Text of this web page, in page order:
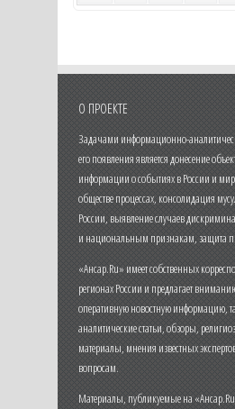
О ПРОЕКТЕ
Задачами информационно-
его появления является донесение
информации о событиях в России и
обществе процессах, консолидация
России, выявление случаев
и национальным признакам, защита
«Ансар.Ru» имеет собственных
регионах России и предлагает
оперативную новостную информацию,
аналитические статьи, обзоры,
материалы, мнения известных
вопросам.
Материалы, публикуемые на